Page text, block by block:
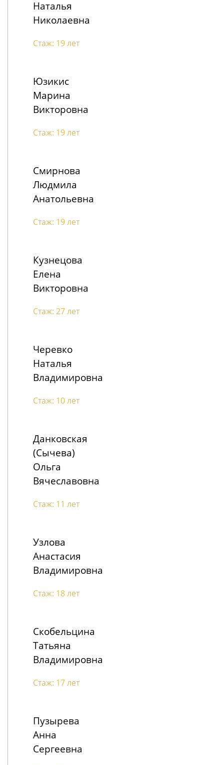
Наталья
Николаевна
Стаж: 19 лет
Юзикис
Марина
Викторовна
Стаж: 19 лет
Смирнова
Людмила
Анатольевна
Стаж: 19 лет
Кузнецова
Елена
Викторовна
Стаж: 27 лет
Черевко
Наталья
Владимировна
Стаж: 10 лет
Данковская
(Сычева)
Ольга
Вячеславовна
Стаж: 11 лет
Узлова
Анастасия
Владимировна
Стаж: 18 лет
Скобельцина
Татьяна
Владимировна
Стаж: 17 лет
Пузырева
Анна
Сергеевна